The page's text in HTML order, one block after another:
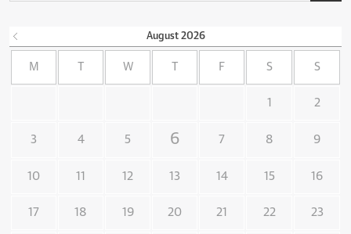
August 2026
M W F S S
1 2
3 4 5 6 7 8 9
10 11 12 13 14 15 16
17 18 19 20 21 22 23